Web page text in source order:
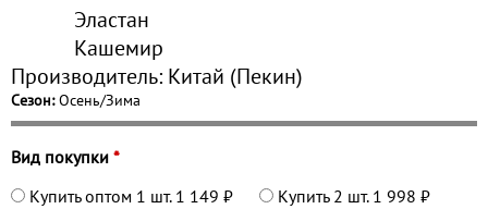
Эластан
Кашемир
Производитель: Китай (Пекин)
Сезон:Осень/Зима
Вид покупки *
Купить оптом 1 шт. 1 149 ₽ Купить 2 шт. 1 998 ₽